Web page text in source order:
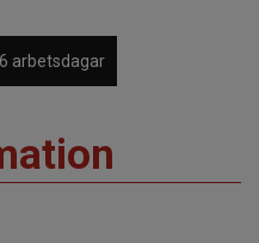
arbetsdagar